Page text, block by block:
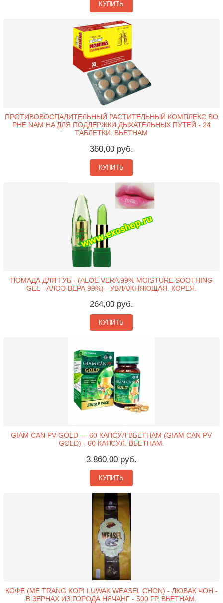
КУПИТЬ
ПРОТИВОВОСПАЛИТЕЛЬНЫЙ РАСТИТЕЛЬНЫЙ КОМПЛЕКС BO
PHE NAM HA ДЛЯ ПОДДЕРЖКИ ДЫХАТЕЛЬНЫХ ПУТЕЙ - 24
ТАБЛЕТКИ. ВЬЕТНАМ
360,00 руб.
КУПИТЬ
ПОМАДА ДЛЯ ГУБ - (ALOE VERA 99% MOISTURE SOOTHING
GEL - АЛОЭ ВЕРА 99%) - УВЛАЖНЯЮЩАЯ. КОРЕЯ.
264,00 руб.
КУПИТЬ
GIAM CAN PV GOLD — 60 КАПСУЛ ВЬЕТНАМ (GIAM CAN PV
GOLD) - 60 КАПСУЛ. ВЬЕТНАМ.
3.860,00 руб.
КУПИТЬ
КОФЕ (ME TRANG KOPI LUWAK WEASEL CHON) - ЛЮВАК ЧОН -
В ЗЕРНАХ ИЗ ГОРОДА НЯЧАНГ - 500 ГР. ВЬЕТНАМ.